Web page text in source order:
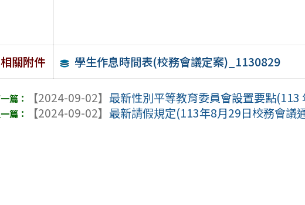
相關附件 學生作息時間表(校務會議定案)_1130829
【2024-09-02】最新性別平等教育委員會設置要點(113
【2024-09-02】最新請假規定(113年8月29日校務會議